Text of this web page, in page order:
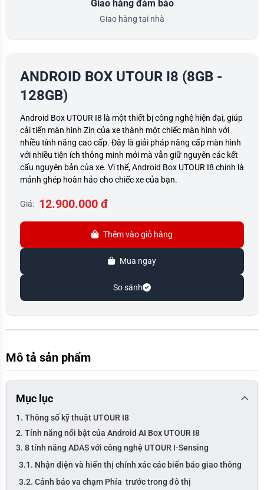
Giao hàng đảm bảo
Giao hàng tại nhà
ANDROID BOX UTOUR I8 (8GB -
128GB)
Android Box UTOUR I8 là một thiết bị công nghệ hiện đại, giúp
cải tiến màn hình Zin của xe thành một chiếc màn hình với
nhiều tính năng cao cấp. Đây là giải pháp nâng cấp màn hình
với nhiều tiện ích thông minh mới mà vẫn giữ nguyên các kết
cấu nguyên bản của xe. Vì thế, Android Box UTOUR I8 chính là
mảnh ghép hoàn hảo cho chiếc xe của bạn.
Giá: 12.900.000 đ
Thêm vào giỏ hàng
Mua ngay
So sánh
Mô tả sản phẩm
Mục lục
1. Thông số kỹ thuật UTOUR I8
2. Tính năng nổi bật của Android AI Box UTOUR I8
3. 8 tính năng ADAS với công nghệ UTOUR I-Sensing
3.1. Nhận diện và hiển thị chính xác các biển báo giao thông
3.2. Cảnh báo va chạm Phía trước trong đô thị